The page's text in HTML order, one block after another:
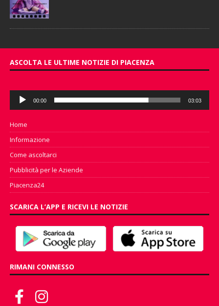
ASCOLTA LE ULTIME NOTIZIE DI PIACENZA
Audio
Player
00:00 03:03
Home
Informazione
Come ascoltarci
Pubblicità per le Aziende
Piacenza24
SCARICA L’APP E RICEVI LE NOTIZIE
RIMANI CONNESSO